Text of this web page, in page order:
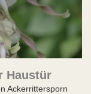
Haustür
Ackerrittersporn